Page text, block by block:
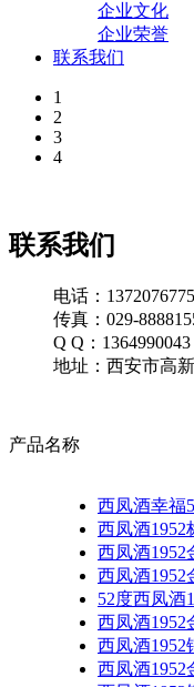
企业文化
企业荣誉
联系我们
1
2
3
4
联系我们
电话：
传真：029-
Q Q：1364990043
地址：西安市高
产品名称
西凤酒幸福
西凤酒1952
西凤酒1952
西凤酒1952
52度西凤酒
西凤酒1952
西凤酒1952
西凤酒1952